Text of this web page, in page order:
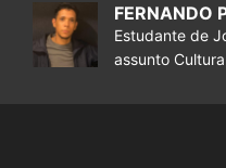
FERNANDO
Estudante de
assunto